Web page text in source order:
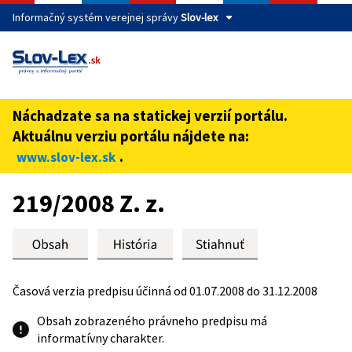
Informačný systém verejnej správySlov-lex
Táto stránka je zabezpečená
cez zabezpečenú webovú stránku verejnej správy SR.
Zabezpečená stránka vždy začína https:// pred názvom
domény webového sídla.
Náchadzate sa na statickej verzií portálu.
Aktuálnu verziu portálu nájdete na:
www.slov-lex.sk .
Preskoč na obsah
219/2008 Z. z.
Časová verzia predpisu účinná od 01.07.2008 do 31.12.2008
Obsah zobrazeného právneho predpisu má
informatívny charakter.